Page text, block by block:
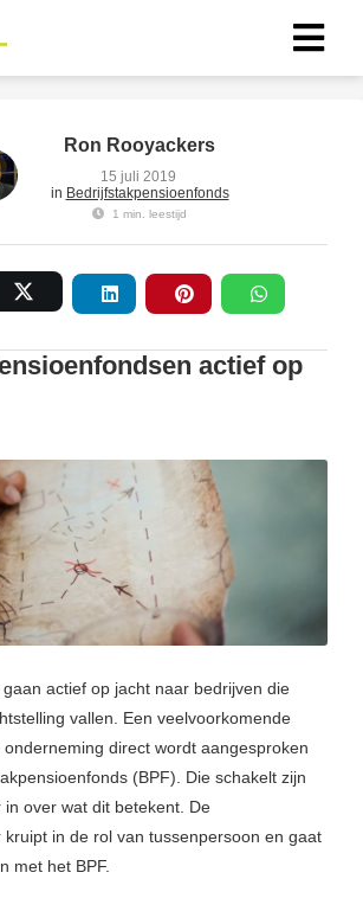
Ron Rooyackers
15 juli 2019
in Bedrijfstakpensioenfonds
1 min. leestijd
actief op
actief op jacht naar bedrijven die
vallen. Een veelvoorkomende
direct wordt aangesproken
(BPF). Die schakelt zijn
in over wat dit betekent. De
kruipt in de rol van tussenpersoon en gaat
met het BPF.